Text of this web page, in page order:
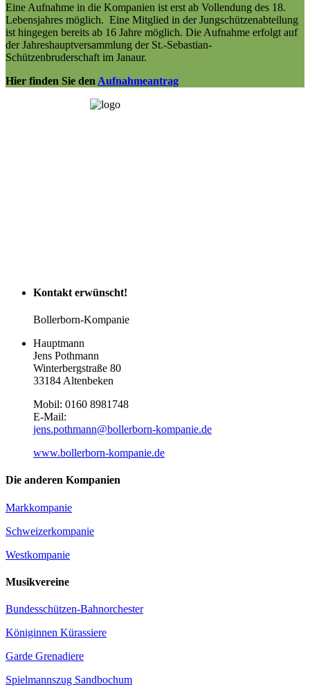
Eine Aufnahme in die Kompanien ist erst ab Vollendung des 18.
Lebensjahres möglich. Eine Mitglied in der Jungschützenabteilung
ist hingegen bereits ab 16 Jahre möglich. Die Aufnahme erfolgt auf
der Jahreshauptversammlung der St.-Sebastian-
Schützenbruderschaft im Janaur.
Hier finden Sie den Aufnahmeantrag
Kontakt erwünscht!
Bollerborn-Kompanie
Hauptmann
Jens Pothmann
Winterbergstraße 80
33184 Altenbeken
Mobil: 0160 8981748
E-Mail:
jens.pothmann@bollerborn-kompanie.de
www.bollerborn-kompanie.de
Die anderen Kompanien
Markkompanie
Schweizerkompanie
Westkompanie
Musikvereine
Bundesschützen-Bahnorchester
Königinnen Kürassiere
Garde Grenadiere
Spielmannszug Sandbochum